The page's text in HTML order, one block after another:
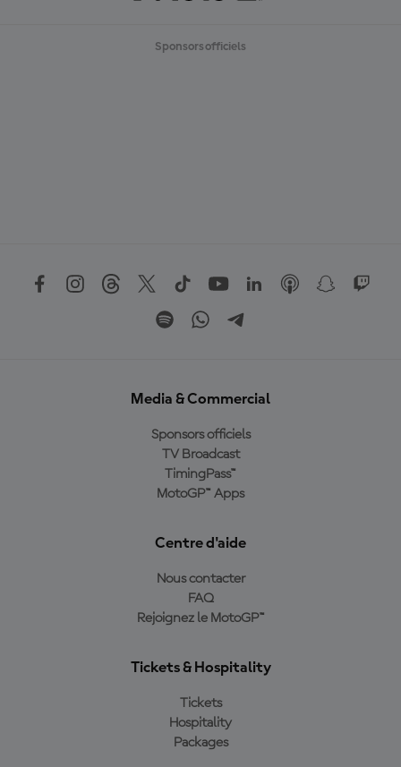
Sponsors officiels
Media & Commercial
Sponsors officiels
TV Broadcast
TimingPass™
MotoGP™ Apps
Centre d'aide
Nous contacter
FAQ
Rejoignez le MotoGP™
Tickets & Hospitality
Tickets
Hospitality
Packages